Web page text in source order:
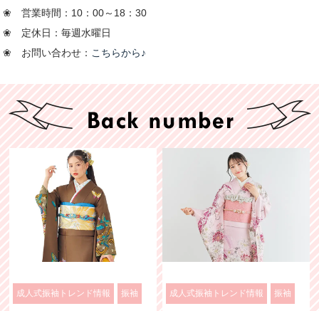
❀ 営業時間：10：00～18：30
❀ 定休日：毎週水曜日
❀ お問い合わせ： こちらから♪
成人式振袖トレンド情報 振袖 成人式振袖トレンド情報 振袖